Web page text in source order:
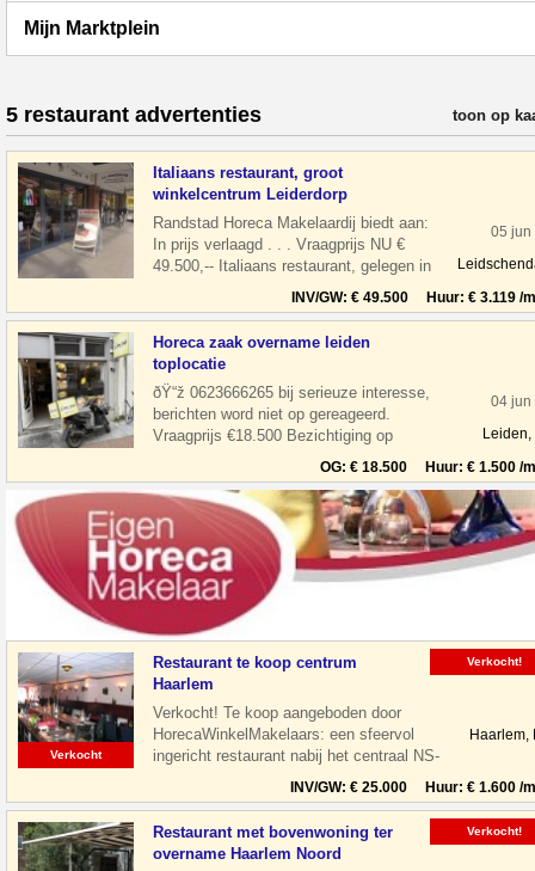
Mijn Marktplein
5 restaurant advertenties verfijn
toon op
Italiaans restaurant, groot
winkelcentrum Leiderdorp
Randstad Horeca Makelaardij biedt aan:
In prijs verlaagd . . . Vraagprijs NU €
49.500,-- Italiaans restaurant, gelegen in
een groot winkelcentrum Wink
05 jun
INV/GW: € 49.500 Huur: € 3.119 /
Horeca zaak overname leiden
toplocatie
ðŸ“ž 0623666265 bij serieuze interesse,
berichten word niet op gereageerd.
Vraagprijs €18.500 Bezichtiging op
afspraak Overname horeca zaak in leiden
04 jun
Leiden,
OG: € 18.500 Huur: € 1.500 /
Verkocht
Restaurant te koop centrum
Haarlem
Verkocht! Te koop aangeboden door
HorecaWinkelMakelaars: een sfeervol
ingericht restaurant nabij het centraal NS-
Haarlem,
INV/GW: € 25.000 Huur: € 1.600 /
Verkocht!
Restaurant met bovenwoning ter
overname Haarlem Noord
Verkocht!